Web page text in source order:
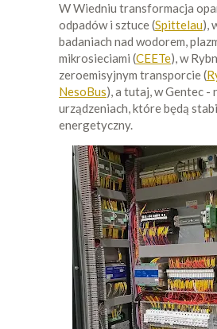
W Wiedniu transformacja
odpadów i sztuce (Spittelau),
badaniach nad wodorem,
mikrosieciami (CEETe), w
zeroemisyjnym transporcie (
NesoBus), a tutaj, w Gentec -
urządzeniach, które będą
energetyczny.